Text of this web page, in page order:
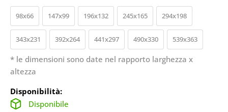
98x66 147x99 196x132 245x165 294x198
343x231 392x264 441x297 490x330 539x363
* le dimensioni sono date nel rapporto larghezza x
altezza
Disponibilità:
Disponibile